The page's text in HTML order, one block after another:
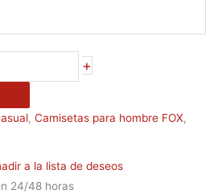
+
, Camisetas para hombre FOX,
a la lista de deseos
24/48 horas